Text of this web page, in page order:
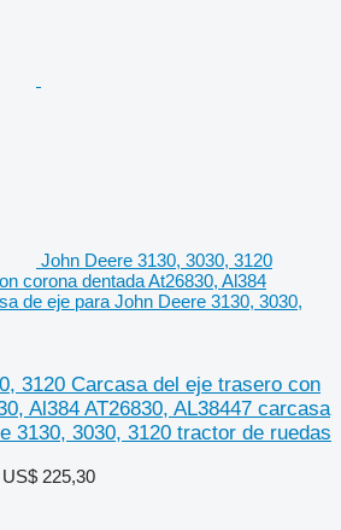
John Deere 3130, 3030, 3120
corona dentada At26830, Al384
de eje para John Deere 3130, 3030,
3120 Carcasa del eje trasero con
Al384 AT26830, AL38447 carcasa
3130, 3030, 3120 tractor de ruedas
225,30